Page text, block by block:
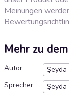
Meinungen
Mehr zu
Autor
Şeyda
Sprecher
Şeyda